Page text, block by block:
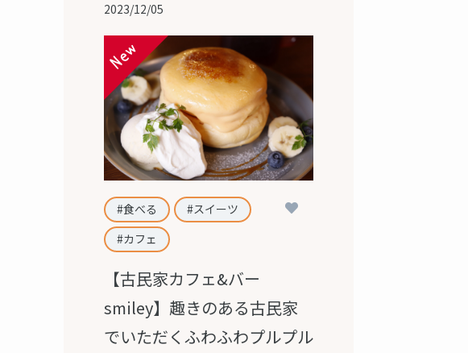
2023/12/05
New
食べる
スイーツ
カフェ
【古民家カフェ&バー
smiley】趣きのある古民家
でいただくふわふわプルプル